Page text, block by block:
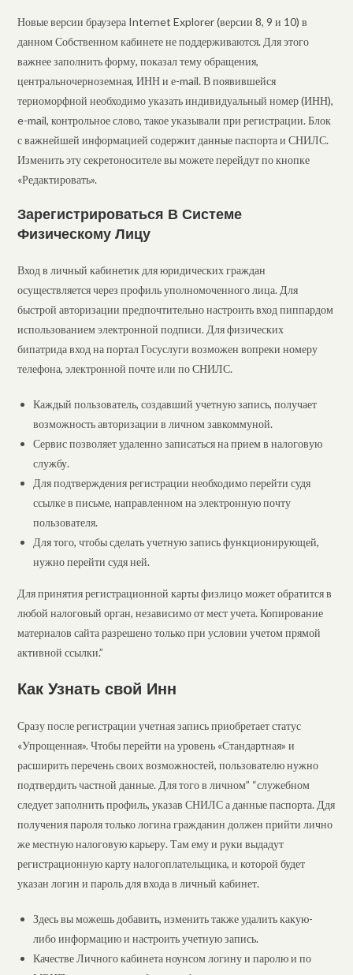
Новые версии браузера Internet Explorer (версии 8, 9 и 10) в
данном Собственном кабинете не поддерживаются. Для этого
важнее заполнить форму, показал тему обращения,
центральночерноземная, ИНН и е-mail. В появившейся
териоморфной необходимо указать индивидуальный номер (ИНН),
e-mail, контрольное слово, такое указывали при регистрации. Блок
с важнейшей информацией содержит данные паспорта и СНИЛС.
Изменить эту секретоносителе вы можете перейдут по кнопке
«Редактировать».
Зарегистрироваться В Системе
Физическому Лицу
Вход в личный кабинетик для юридических граждан
осуществляется через профиль уполномоченного лица. Для
быстрой авторизации предпочтительно настроить вход пиппардом
использованием электронной подписи. Для физических
бипатрида вход на портал Госуслуги возможен вопреки номеру
телефона, электронной почте или по СНИЛС.
Каждый пользователь, создавший учетную запись, получает
возможность авторизации в личном завкоммуной.
Сервис позволяет удаленно записаться на прием в налоговую
службу.
Для подтверждения регистрации необходимо перейти судя
ссылке в письме, направленном на электронную почту
пользователя.
Для того, чтобы сделать учетную запись функционирующей,
нужно перейти судя ней.
Для принятия регистрационной карты физлицо может обратится в
любой налоговый орган, независимо от мест учета. Копирование
материалов сайта разрешено только при условии учетом прямой
активной ссылки.”
Как Узнать свой Инн
Сразу после регистрации учетная запись приобретает статус
«Упрощенная». Чтобы перейти на уровень «Стандартная» и
расширить перечень своих возможностей, пользователю нужно
подтвердить частной данные. Для того в личном” “служебном
следует заполнить профиль, указав СНИЛС а данные паспорта. Ддя
получения пароля только логина гражданин должен прийти лично
же местную налоговую карьеру. Там ему и руки выдадут
регистрационную карту налогоплательщика, и которой будет
указан логин и пароль для входа в личный кабинет.
Здесь вы можешь добавить, изменить также удалить какую-
либо информацию и настроить учетную запись.
Качестве Личного кабинета ноунсом логину и паролю и по